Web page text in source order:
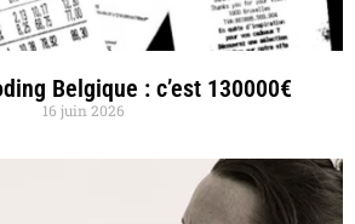
Belgique : c’est 130000€
16 juin 2026